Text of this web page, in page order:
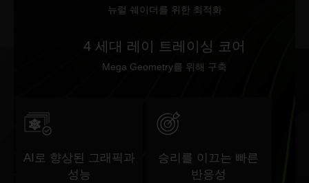
뉴럴 쉐이더를 위한 최적화
4 세대 레이 트레이싱 코어
Mega Geometry를 위해 구축
AI로 향상된 그래픽과
성능
승리를 이끄는 빠른
반응성